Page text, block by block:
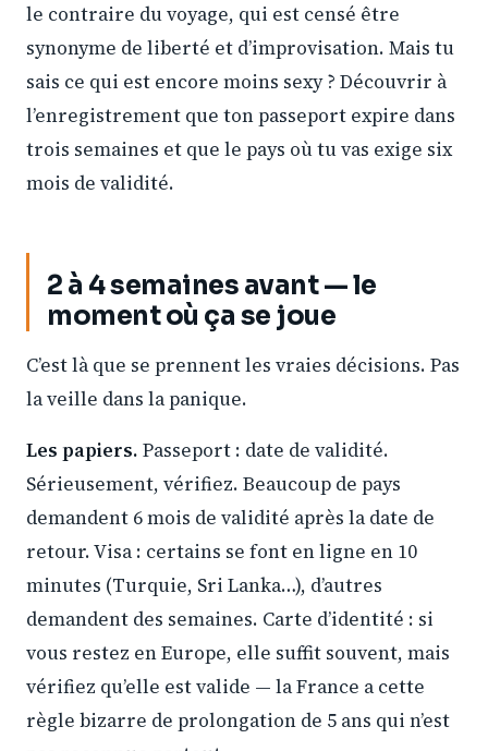
le contraire du voyage, qui est censé être
synonyme de liberté et d’improvisation. Mais tu
sais ce qui est encore moins sexy ? Découvrir à
l’enregistrement que ton passeport expire dans
trois semaines et que le pays où tu vas exige six
mois de validité.
2 à 4 semaines avant — le
moment où ça se joue
C’est là que se prennent les vraies décisions. Pas
la veille dans la panique.
Les papiers. Passeport : date de validité.
Sérieusement, vérifiez. Beaucoup de pays
demandent 6 mois de validité après la date de
retour. Visa : certains se font en ligne en 10
minutes (Turquie, Sri Lanka…), d’autres
demandent des semaines. Carte d’identité : si
vous restez en Europe, elle suffit souvent, mais
vérifiez qu’elle est valide — la France a cette
règle bizarre de prolongation de 5 ans qui n’est